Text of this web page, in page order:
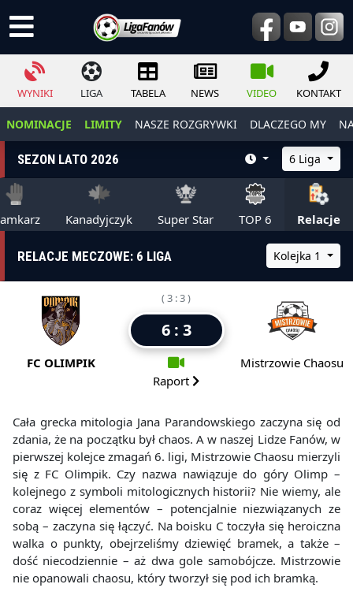
WYNIKI LIGA TABELA NEWS VIDEO KONTAKT
NOMINACJE LIMITY NASZE ROZGRYWKI DLACZEGO MY
SEZON LATO 2026 6 Liga
Kanadyjczyk Super Star TOP 6 Relacje
RELACJE MECZOWE: 6 LIGA Kolejka 1
FC OLIMPIK
( 3 : 3 )
6 : 3
Raport
Mistrzowie Chaosu
Cała grecka mitologia Jana Parandowskiego zaczyna się od
zdania, że na początku był chaos. A w naszej Lidze Fanów, w
pierwszej kolejce zmagań 6. ligi, Mistrzowie Chaosu mierzyli
się z FC Olimpik. Czy nazwa nawiązuje do góry Olimp –
kolejnego z symboli mitologicznych historii? Nie wiemy, ale
coraz więcej elementów – potencjalnie niezwiązanych ze
sobą – zaczyna się łączyć. Na boisku C toczyła się heroiczna
walka o punkty, obejrzeliśmy dziewięć bramek, a także –
dość niecodziennie – aż dwa gole samobójcze. Mistrzowie
nie opanowali chaosu, który tworzył się pod ich bramką.